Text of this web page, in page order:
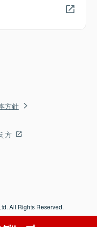
方針
方
All Rights Reserved.